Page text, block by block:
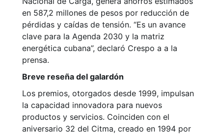
en 587,2 millones de pesos por reducción de
pérdidas y caídas de tensión. “Es un avance
clave para la Agenda 2030 y la matriz
energética cubana”, declaró Crespo a a la
prensa.
Breve reseña del galardón
Los premios, otorgados desde 1999, impulsan
la capacidad innovadora para nuevos
productos y servicios. Coinciden con el
aniversario 32 del Citma, creado en 1994 por